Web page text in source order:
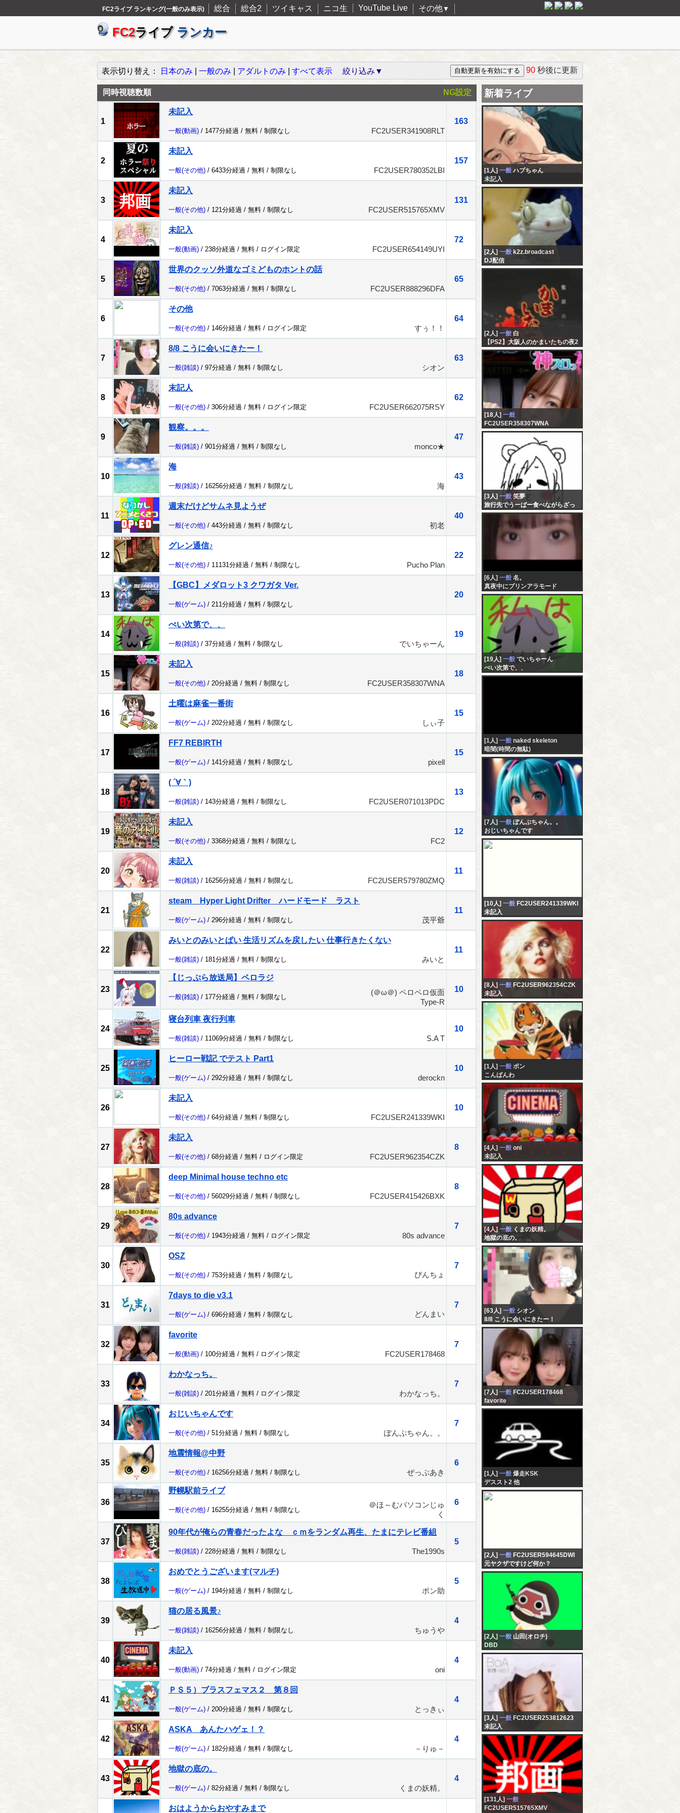
FC2ライブ ランキング(一般のみ表示) 総合 総合2 ツイキャス ニコ生 YouTube Live その他▼
FC2ライブ ランカー
表示切り替え： 日本のみ 一般のみ アダルトのみ すべて表示 絞り込み▼ 90 秒後に更新
同時視聴数順 NG設定
1
未記入
163
一般(動画) / 1477分経過 / 無料 / 制限なし FC2USER341908RLT
2
未記入
157
一般(その他) / 6433分経過 / 無料 / 制限なし FC2USER780352LBI
3
未記入
131
一般(その他) / 121分経過 / 無料 / 制限なし FC2USER515765XMV
4
未記入
72
一般(動画) / 238分経過 / 無料 / ログイン限定 FC2USER654149UYI
5
世界のクッソ外道なゴミどものホントの話
65
一般(その他) / 7063分経過 / 無料 / 制限なし FC2USER888296DFA
6
その他
64
一般(その他) / 146分経過 / 無料 / ログイン限定 すぅ！！
7
8/8 こうに会いにきたー！
63
一般(雑談) / 97分経過 / 無料 / 制限なし シオン
8
末記人
62
一般(その他) / 306分経過 / 無料 / ログイン限定 FC2USER662075RSY
9
観察。。。
47
一般(雑談) / 901分経過 / 無料 / 制限なし monco★
10
海
43
一般(雑談) / 16256分経過 / 無料 / 制限なし 海
11
週末だけどサムネ見ようぜ
40
一般(その他) / 443分経過 / 無料 / 制限なし 初老
12
グレン通信♪
22
一般(その他) / 11131分経過 / 無料 / 制限なし Pucho Plan
13
【GBC】メダロット3 クワガタ Ver.
20
一般(ゲーム) / 211分経過 / 無料 / 制限なし
14
ぺい次第で、、
19
一般(雑談) / 37分経過 / 無料 / 制限なし でいちゃーん
15
未記入
18
一般(その他) / 20分経過 / 無料 / 制限なし FC2USER358307WNA
16
土曜は麻雀一番街
15
一般(ゲーム) / 202分経過 / 無料 / 制限なし しぃ子
17
FF7 REBIRTH
15
一般(ゲーム) / 141分経過 / 無料 / 制限なし pixell
18
( ´∀｀)
13
一般(雑談) / 143分経過 / 無料 / 制限なし FC2USER071013PDC
19
未記入
12
一般(その他) / 3368分経過 / 無料 / 制限なし FC2
20
未記入
11
一般(雑談) / 16256分経過 / 無料 / 制限なし FC2USER579780ZMQ
21
steam Hyper Light Drifter ハードモード ラスト
11
一般(ゲーム) / 296分経過 / 無料 / 制限なし 茂平爺
22
みいとのみいとぱい 生活リズムを戻したい 仕事行きたくない
11
一般(雑談) / 181分経過 / 無料 / 制限なし みいと
23
【じっぷら放送局】ペロラジ
10
一般(雑談) / 177分経過 / 無料 / 制限なし
(＠ω＠) ペロペロ仮面
Type-R
24
寝台列車 夜行列車
10
一般(雑談) / 11069分経過 / 無料 / 制限なし S.A T
25
ヒーロー戦記 でテスト Part1
10
一般(ゲーム) / 292分経過 / 無料 / 制限なし derockn
26
未記入
10
一般(その他) / 64分経過 / 無料 / 制限なし FC2USER241339WKI
27
未記入
8
一般(その他) / 68分経過 / 無料 / ログイン限定 FC2USER962354CZK
28
deep Minimal house techno etc
8
一般(その他) / 56029分経過 / 無料 / 制限なし FC2USER415426BXK
29
80s advance
7
一般(その他) / 1943分経過 / 無料 / ログイン限定 80s advance
30
OSZ
7
一般(その他) / 753分経過 / 無料 / 制限なし ぴんちょ
31
7days to die v3.1
7
一般(ゲーム) / 696分経過 / 無料 / 制限なし どんまい
32
favorite
7
一般(動画) / 100分経過 / 無料 / ログイン限定 FC2USER178468
33
わかなっち。
7
一般(雑談) / 201分経過 / 無料 / ログイン限定 わかなっち。
34
おじいちゃんです
7
一般(その他) / 51分経過 / 無料 / 制限なし ぽんぷちゃん。。
35
地震情報@中野
6
一般(その他) / 16256分経過 / 無料 / 制限なし ぜっぷあき
36
野幌駅前ライブ
6
一般(その他) / 16255分経過 / 無料 / 制限なし
＠ほ～むパソコンじゅ
く
37
90年代が俺らの青春だったよな ｃｍをランダム再生、たまにテレビ番組
5
一般(雑談) / 228分経過 / 無料 / 制限なし The1990s
38
おめでとうございます(マルチ)
5
一般(ゲーム) / 194分経過 / 無料 / 制限なし ポン助
39
猫の居る風景♪
4
一般(雑談) / 16256分経過 / 無料 / 制限なし ちゅうや
40
未記入
4
一般(動画) / 74分経過 / 無料 / ログイン限定 oni
41
ＰＳ５）ブラスフェマス２ 第８回
4
一般(ゲーム) / 200分経過 / 無料 / 制限なし とっきぃ
42
ASKA あんたハゲェ！？
4
一般(ゲーム) / 182分経過 / 無料 / 制限なし －りゅ－
43
地獄の底の。
4
一般(ゲーム) / 82分経過 / 無料 / 制限なし くまの妖精。
おはようからおやすみまで
新着ライブ
[1人] 一般 ハブちゃん
未記入
[2人] 一般 k2z.broadcast
DJ配信
[2人] 一般 白
【PS2】大阪人のかまいたちの夜2
初見
[18人] 一般
FC2USER358307WNA
未記入
[3人] 一般 笑夢
旅行先でうーばー食べながらざっ
つだーん
[6人] 一般 名。
真夜中にプリンアラモード
[19人] 一般 でいちゃーん
ぺい次第で、、
[1人] 一般 naked skeleton
暗闇(時間の無駄)
[7人] 一般 ぽんぷちゃん。。
おじいちゃんです
[10人] 一般 FC2USER241339WKI
未記入
[8人] 一般 FC2USER962354CZK
未記入
[1人] 一般 ボン
こんばんわ
[4人] 一般 oni
未記入
[4人]一般 くまの妖精。
地獄の底の。
[63人] 一般 シオン
8/8 こうに会いにきたー！
[7人] 一般 FC2USER178468
favorite
[1人] 一般 爆走KSK
デススト2 他
[2人] 一般 FC2USER594645DWI
元ヤクザですけど何か？
[2人] 一般 山田(オロチ)
DBD
[3人] 一般 FC2USER253812623
未記入
[131人] 一般
FC2USER515765XMV